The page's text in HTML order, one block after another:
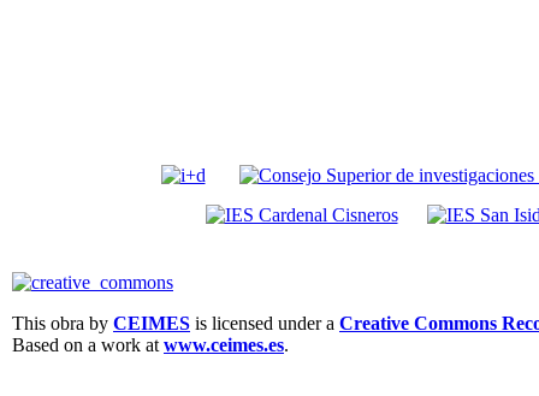
This obra by CEIMES is licensed under a Creative Commons
Based on a work at www.ceimes.es.